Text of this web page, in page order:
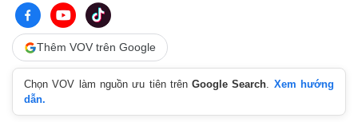
Thêm VOV trên Google
Chọn VOV làm nguồn ưu tiên trênGoogle Search. Xem hướng
dẫn.